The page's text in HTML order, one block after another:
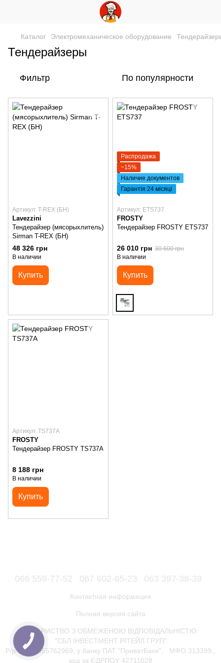
Каталог Электромеханическое оборудование
Тендерайзеры
Фильтр По популярности
Артикул: T-REX (БН)
Lavezzini
Тендерайзер (мясорыхлитель)
Sirman T-REX (БН)
48 326 грн
В наличии
Купить
Распродажа
−15%
Наличие документов
Гарантія 24 місяці
Артикул: ETS737
FROSTY
Тендерайзер FROSTY ETS737
26 010 грн 30 600 грн
В наличии
Купить
Артикул: TS737A
FROSTY
Тендерайзер FROSTY TS737A
8 188 грн
В наличии
Купить
066 559-77-52 067 602-65-23 063 397-38-39
Контактная информация
Полная версия сайта
ТОВАРИСТВО З ОБМЕЖЕНОЮ ВІДПОВІДАЛЬНІСТЮ:
"СБЛ ІНВЕСТМЕНТ РІТЕЙЛ ГРУП"
Р/р 26006055762969, у банку ПАТ "ПриватБанк", МФО 313399.,
код за ЄДРПОУ 42711028